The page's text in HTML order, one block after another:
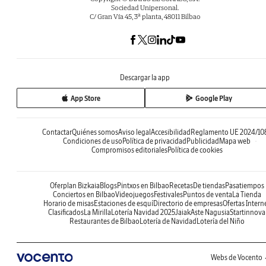
Sociedad Unipersonal.
C/ Gran Vía 45, 3ª planta, 48011 Bilbao
Descargar la app
App Store Google Play
ContactarQuiénes somosAviso legal Accesibilidad Reglamento UE 2024/
Condiciones de uso Política de privacidad Publicidad Mapa web
Compromisos editorialesPolítica de cookies
Oferplan Bizkaia BlogsPintxos en Bilbao RecetasDe tiendasPasatiempos
Conciertos en BilbaoVideojuegosFestivalesPuntos de venta La Tienda
Horario de misasEstaciones de esquíDirectorio de empresasOfertas
ClasificadosLa Mirilla Lotería Navidad 2025JaiakAste NagusiaStartinnova
Restaurantes de Bilbao Lotería de Navidad Lotería del Niño
Webs de Vocento